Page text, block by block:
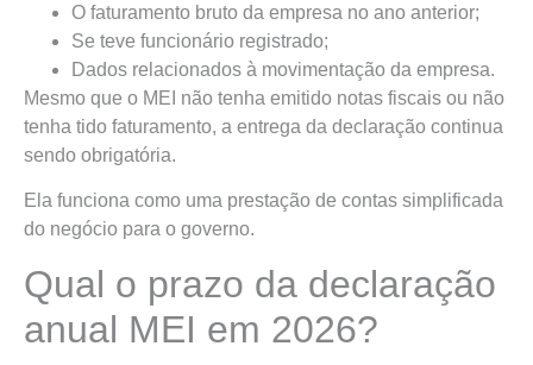
O faturamento bruto da empresa no ano anterior;
Se teve funcionário registrado;
Dados relacionados à movimentação da empresa.
Mesmo que o MEI não tenha emitido notas fiscais ou não
tenha tido faturamento, a entrega da declaração continua
sendo obrigatória.
Ela funciona como uma prestação de contas simplificada
do negócio para o governo.
Qual o prazo da declaração
anual MEI em 2026?